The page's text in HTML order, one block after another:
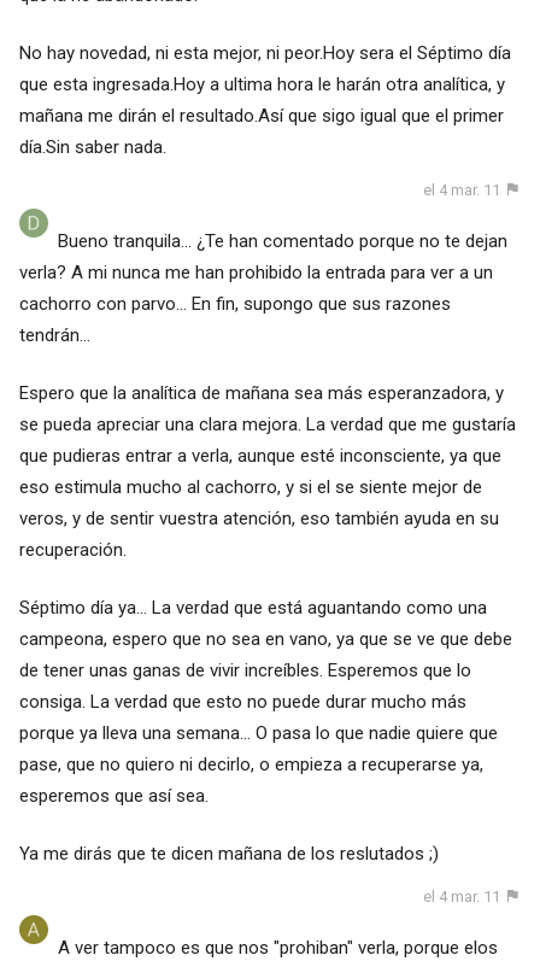
No hay novedad, ni esta mejor, ni peor.Hoy sera el Séptimo día
que esta ingresada.Hoy a ultima hora le harán otra analítica, y
mañana me dirán el resultado.Así que sigo igual que el primer
día.Sin saber nada.
el 4 mar. 11
Bueno tranquila... ¿Te han comentado porque no te dejan
verla? A mi nunca me han prohibido la entrada para ver a un
cachorro con parvo... En fin, supongo que sus razones
tendrán...
Espero que la analítica de mañana sea más esperanzadora, y
se pueda apreciar una clara mejora. La verdad que me gustaría
que pudieras entrar a verla, aunque esté inconsciente, ya que
eso estimula mucho al cachorro, y si el se siente mejor de
veros, y de sentir vuestra atención, eso también ayuda en su
recuperación.
Séptimo día ya... La verdad que está aguantando como una
campeona, espero que no sea en vano, ya que se ve que debe
de tener unas ganas de vivir increíbles. Esperemos que lo
consiga. La verdad que esto no puede durar mucho más
porque ya lleva una semana... O pasa lo que nadie quiere que
pase, que no quiero ni decirlo, o empieza a recuperarse ya,
esperemos que así sea.
Ya me dirás que te dicen mañana de los reslutados ;)
el 4 mar. 11
A ver tampoco es que nos "prohiban" verla, porque elos